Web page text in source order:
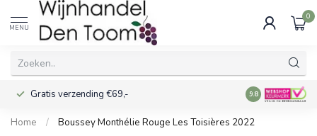
MENU
0
Gratis verzending €69,- Voor 16:00
9.8
Home / Boussey Monthélie Rouge Les Toisières 2022